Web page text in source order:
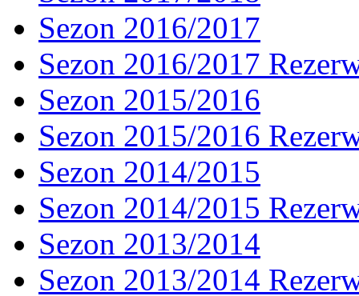
Sezon 2016/2017
Sezon 2016/2017
Sezon 2015/2016
Sezon 2015/2016
Sezon 2014/2015
Sezon 2014/2015
Sezon 2013/2014
Sezon 2013/2014